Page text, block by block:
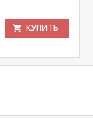
КУПИТЬ